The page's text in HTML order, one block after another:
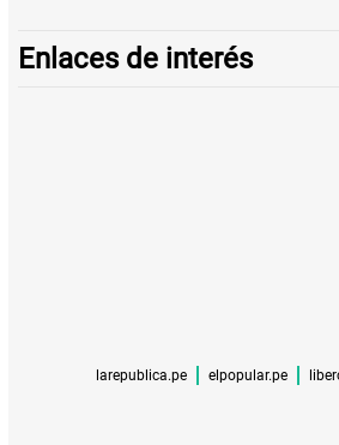
Enlaces de interés
larepublica.pe elpopular.pe